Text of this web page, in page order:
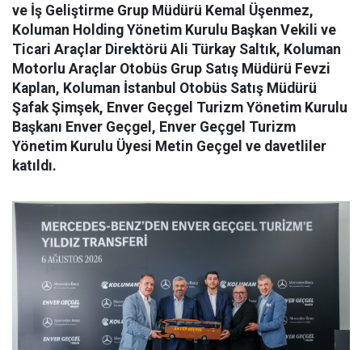
ve İş Geliştirme Grup Müdürü Kemal Üşenmez,
Koluman Holding Yönetim Kurulu Başkan Vekili ve
Ticari Araçlar Direktörü Ali Türkay Saltık, Koluman
Motorlu Araçlar Otobüs Grup Satış Müdürü Fevzi
Kaplan, Koluman İstanbul Otobüs Satış Müdürü
Şafak Şimşek, Enver Geçgel Turizm Yönetim Kurulu
Başkanı Enver Geçgel, Enver Geçgel Turizm
Yönetim Kurulu Üyesi Metin Geçgel ve davetliler
katıldı.